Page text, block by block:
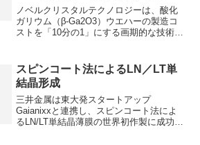
削減方法は？
ノベルクリスタルテクノロジーは、酸化
ガリウム（β-Ga2O3）ウエハーの製造コ
ストを「10分の1」にする画期的な技術を
とができます。
スピンコート法によるLN／LT単
結晶形成
三井金属は東大発スタートアップ
Gaianixxと連携し、スピンコート法によ
るLN/LT単結晶薄膜の世界初作製に成功し